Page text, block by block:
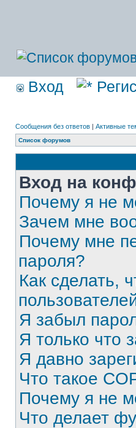
Вход
Сообщения без ответов | Активные
Список форумов
Вход на
Почему я не
Зачем мне
Почему мне
пароля?
Как сделать,
Я забыл
Я только что
Я давно
Что такое
Почему я не
Что делает